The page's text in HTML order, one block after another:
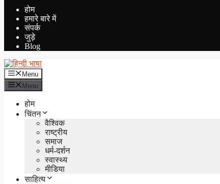
YouTube
होम
हमारे बारे में
संपर्क
जुड़े
Blog
Menu
Menu
होम
चिंतन
वैश्विक
राष्ट्रीय
समाज
धर्म-दर्शन
स्वास्थ्य
मीडिया
साहित्य